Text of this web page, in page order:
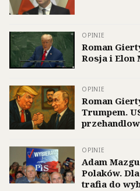
OPINIE
Roman
Rosja i Elon
OPINIE
Roman
Trumpem.
OPINIE
Adam
Polaków.
trafia do